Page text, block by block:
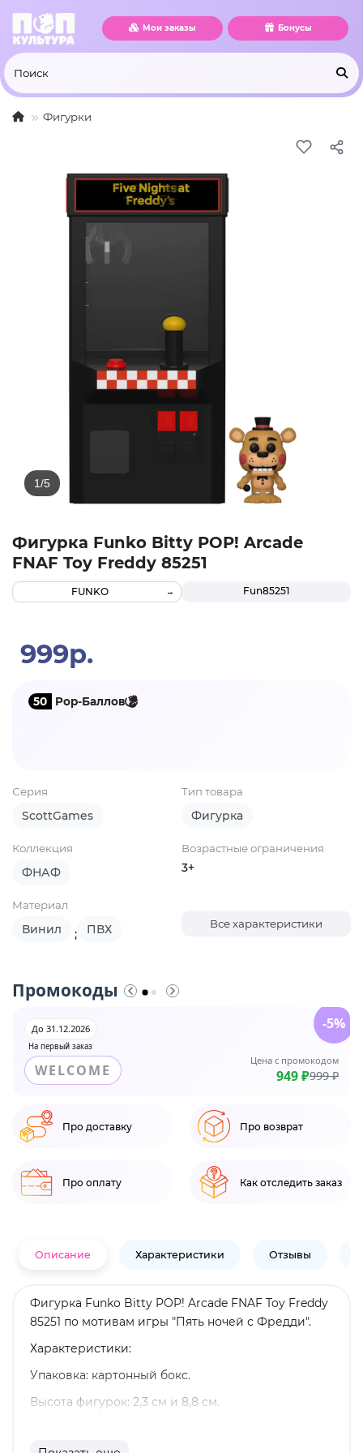
Мои заказы Бонусы
Фигурки
Фигурка Funko Bitty POP! Arcade
FNAF Toy Freddy 85251
Fun85251
FUNKO
999р.
50 Pop-Баллов
Серия
ScottGames
Тип товара
Фигурка
Коллекция
ФНАФ
Возрастные ограничения
3+
Материал
Винил ; ПВХ Все характеристики
Промокоды
На первый заказ
До 31.12.2026
WELCOME
Цена с промокодом
949 ₽999 ₽
-5%
Про доставку Про возврат
Про оплату Как отследить заказ
Описание Характеристики Отзывы
Фигурка Funko Bitty POP! Arcade FNAF Toy Freddy
85251 по мотивам игры "Пять ночей с Фредди".
Характеристики:
Упаковка: картонный бокс.
Высота фигурок: 2,3 см и 8,8 см.